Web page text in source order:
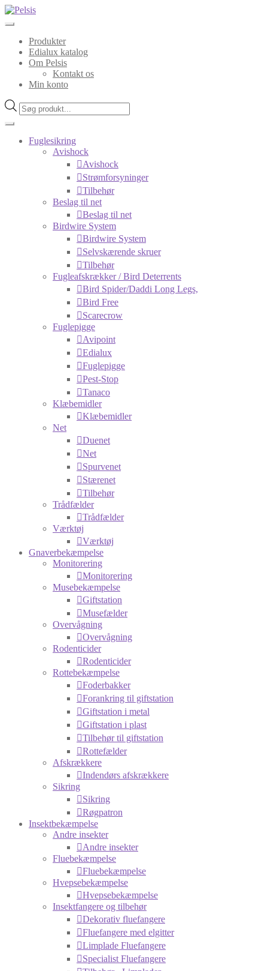
Spring
Spring
Produkter
Edialux katalog
Om Pelsis
Kontakt os
Min konto
Products
search
Fuglesikring
Avishock
Avishock
Strømforsyninger
Tilbehør
Beslag til net
Beslag til net
Birdwire System
Birdwire System
Selvskærende skruer
Tilbehør
Fugleafskrækker / Bird Deterrents
Bird Spider/Daddi Long Legs,
Bird Free
Scarecrow
Fuglepigge
Avipoint
Edialux
Fuglepigge
Pest-Stop
Tanaco
Klæbemidler
Klæbemidler
Net
Duenet
Net
Spurvenet
Stærenet
Tilbehør
Trådfælder
Trådfælder
Værktøj
Værktøj
Gnaverbekæmpelse
Monitorering
Monitorering
Musebekæmpelse
Giftstation
Musefælder
Overvågning
Overvågning
Rodenticider
Rodenticider
Rottebekæmpelse
Foderbakker
Forankring til giftstation
Giftstation i metal
Giftstation i plast
Tilbehør til giftstation
Rottefælder
Afskrækkere
Indendørs afskrækkere
Sikring
Sikring
Røgpatron
Insektbekæmpelse
Andre insekter
Andre insekter
Fluebekæmpelse
Fluebekæmpelse
Hvepsebekæmpelse
Hvepsebekæmpelse
Insektfangere og tilbehør
Dekorativ fluefangere
Fluefangere med elgitter
Limplade Fluefangere
Specialist Fluefangere